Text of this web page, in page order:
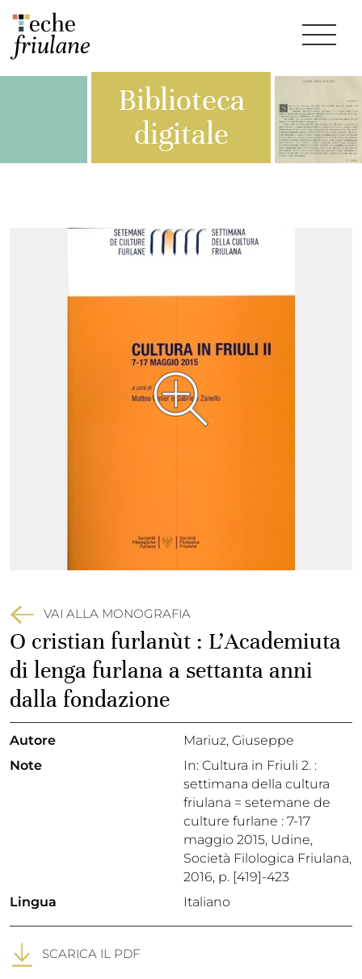
Biblioteca
digitale
VAI ALLA MONOGRAFIA
O cristian furlanùt : L'Academiuta
di lenga furlana a settanta anni
dalla fondazione
Autore
Mariuz, Giuseppe
Note
In: Cultura in Friuli 2. :
settimana della cultura
friulana = setemane de
culture furlane : 7-17
maggio 2015, Udine,
Società Filologica Friulana,
2016, p. [419]-423
Lingua
Italiano
SCARICA IL PDF